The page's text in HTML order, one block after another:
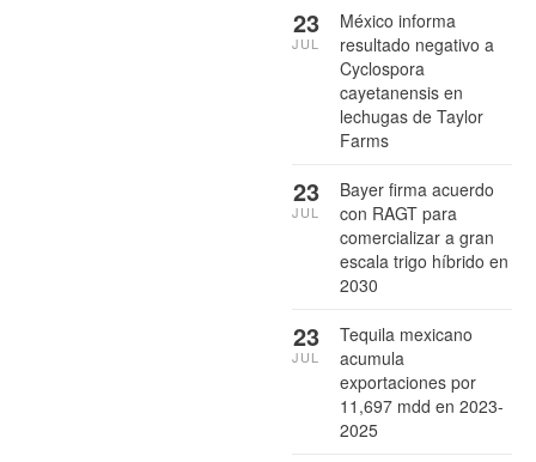
México informa
resultado negativo a
Cyclospora
cayetanensis en
lechugas de Taylor
Farms
23
JUL
Bayer firma acuerdo
con RAGT para
comercializar a gran
escala trigo híbrido en
2030
23
JUL
Tequila mexicano
acumula
exportaciones por
11,697 mdd en 2023-
2025
23
JUL